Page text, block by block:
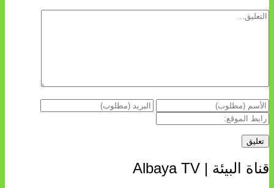
قناة البيئة | Albaya TV